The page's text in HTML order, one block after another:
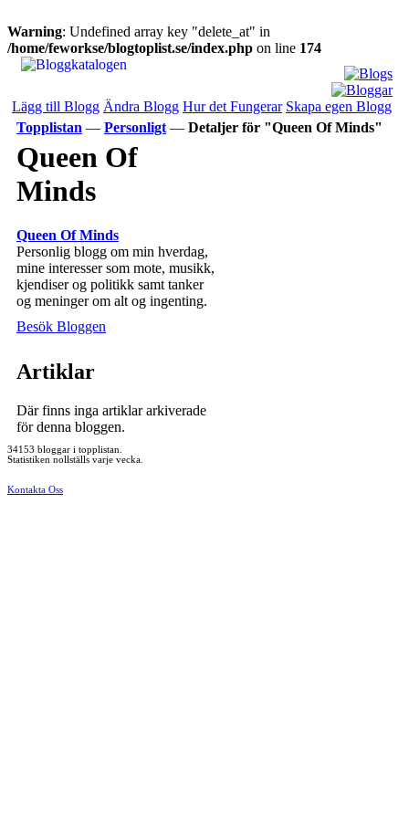
Warning: Undefined array key "delete_at" in
/home/feworkse/blogtoplist.se/index.php on line 174
Lägg till Blogg Ändra Blogg Hur det Fungerar Skapa egen Blogg
Topplistan — Personligt — Detaljer för "Queen Of Minds"
Queen Of
Minds
Queen Of Minds
Personlig blogg om min hverdag,
mine interesser som mote, musikk,
kjendiser og politikk samt tanker
og meninger om alt og ingenting.
Besök Bloggen
Artiklar
Där finns inga artiklar arkiverade
för denna bloggen.
34153 bloggar i topplistan.
Statistiken nollställs varje vecka.
Kontakta Oss